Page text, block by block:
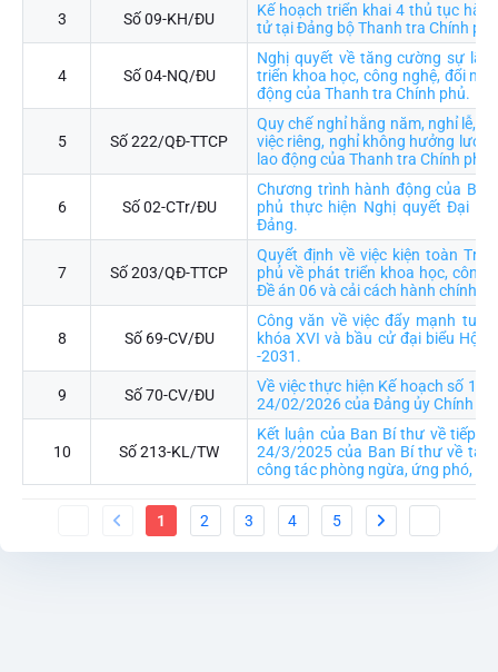
3 Số 09-KH/ĐU
Kế hoạch triển khai 4 thủ tục
tử tại Đảng bộ Thanh tra Chính phủ
4 Số 04-NQ/ĐU
Nghị quyết về tăng cường sự
triển khoa học, công nghệ, đổi
động của Thanh tra Chính phủ.
5 Số 222/QĐ-TTCP
Quy chế nghỉ hằng năm, nghỉ lễ,
việc riêng, nghỉ không hưởng
lao động của Thanh tra Chính phủ
6 Số 02-CTr/ĐU
Chương trình hành động của
phủ thực hiện Nghị quyết Đại
Đảng.
7 Số 203/QĐ-TTCP
Quyết định về việc kiện toàn
phủ về phát triển khoa học, công
Đề án 06 và cải cách hành chính
8 Số 69-CV/ĐU
Công văn về việc đẩy mạnh
khóa XVI và bầu cử đại biểu Hội
-2031.
9 Số 70-CV/ĐU
Về việc thực hiện Kế hoạch số
24/02/2026 của Đảng ủy Chính
10 Số 213-KL/TW
Kết luận của Ban Bí thư về tiếp
24/3/2025 của Ban Bí thư về
công tác phòng ngừa, ứng phó,
1 2 3 4 5